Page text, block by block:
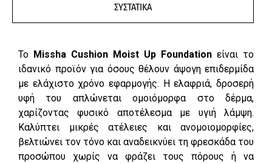
ΣΥΣΤΑΤΙΚΑ
Το Missha Cushion Moist Up Foundation είναι το
ιδανικό προϊόν για όσους θέλουν άψογη επιδερμίδα
με ελάχιστο χρόνο εφαρμογής. Η ελαφριά, δροσερή
υφή του απλώνεται ομοιόμορφα στο δέρμα,
χαρίζοντας φυσικό αποτέλεσμα με υγιή λάμψη.
Καλύπτει μικρές ατέλειες και ανομοιομορφίες,
βελτιώνει τον τόνο και αναδεικνύει τη φρεσκάδα του
προσώπου χωρίς να φράζει τους πόρους ή να